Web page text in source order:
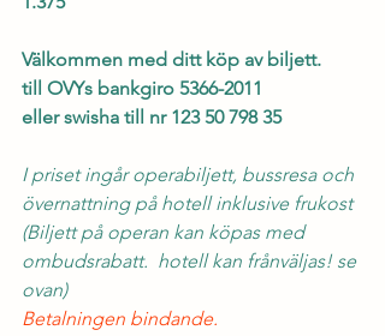
Välkommen med ditt köp av biljett.
till OVYs bankgiro 5366-2011
eller swisha till nr 123 50 798 35
I priset ingår operabiljett, bussresa och
övernattning på hotell inklusive frukost
(Biljett på operan kan köpas med
ombudsrabatt.  hotell kan frånväljas! se
ovan)
Betalningen bindande.